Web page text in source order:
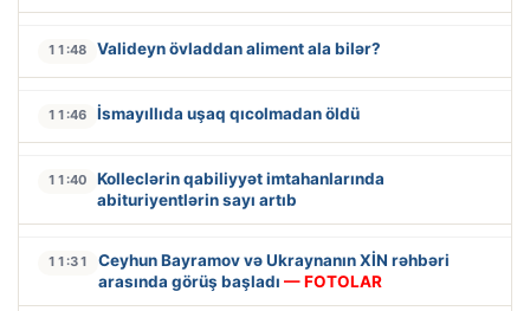
11:48 Valideyn övladdan aliment ala bilər?
11:46 İsmayıllıda uşaq qıcolmadan öldü
11:40
Kolleclərin qabiliyyət imtahanlarında
abituriyentlərin sayı artıb
11:31
Ceyhun Bayramov və Ukraynanın XİN rəhbəri
arasında görüş başladı — FOTOLAR